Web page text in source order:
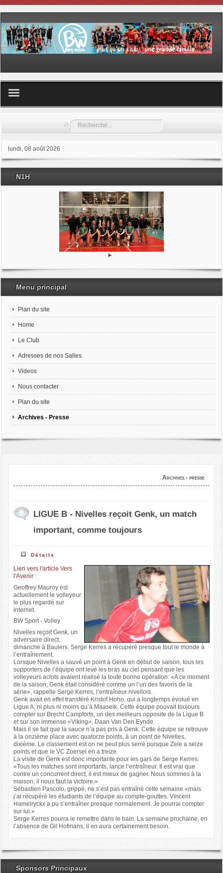
Les samedis du sport
Les stages
Documents
Rechercher
lundi, 08 août 2026
N1H
Menu principal
Plan du site
Home
Le Club
Adresses de nos Salles
Videos
Nous contacter
Plan du site
Archives - Presse
Archives - presse
LIGUE B - Nivelles reçoit Genk, un match
important, comme toujours
Détails
Lien vers l'article Vers
l'Avenir
Geoffrey Mauroy est
actuellement le volleyeur
le plus regardé sur
internet.
BW Sport - Volley
Nivelles reçoit Genk, un
adversaire direct,
dimanche à Baulers. Serge Kerres a récupéré presque tout le monde à
l’entraînement.
Lorsque Nivelles a sauvé un point à Genk en début de saison, tous les
supporters de l’équipe ont levé les bras au ciel pensant que les
volleyeurs aclots avaient réalisé la toute bonne opération: «A ce moment
de la saison, Genk était considéré comme un l’un des favoris de la
série», rappelle Serge Kerres, l’entraîneur nivellois.
Genk avait en effet transféré Kristof Hoho, qui a longtemps évolué en
Ligue A, ni plus ni moins qu’à Maaseik. Cette équipe pouvait toujours
compter sur Brecht Campforts, un des meilleurs opposite de la Ligue B
et sur son immense «Viking», Daan Van Den Eynde.
Mais il se fait que la sauce n’a pas pris à Genk. Cette équipe se retrouve
à la onzième place avec quatorze points, à un point de Nivelles,
dixième. Le classement est on ne peut plus serré puisque Zele a seize
points et que le VC Zoersel en a treize.
La visite de Genk est donc importante pour les gars de Serge Kerres:
«Tous les matches sont importants, lance l’entraîneur. Il est vrai que
contre un concurrent direct, il est mieux de gagner. Nous sommes à la
maison, il nous faut la victoire.»
Sébastien Pascolo, grippé, ne s’est pas entraîné cette semaine «mais
j’ai récupéré les étudiants de l’équipe au compte-gouttes. Vincent
Hamelryckx a pu s’entraîner presque normalement. Je pourrai compter
sur lui.»
Serge Kerres pourra le remettre dans le bain. La semaine prochaine, en
l’absence de Gil Hofmans, il en aura certainement besoin.
Sponsors Principaux